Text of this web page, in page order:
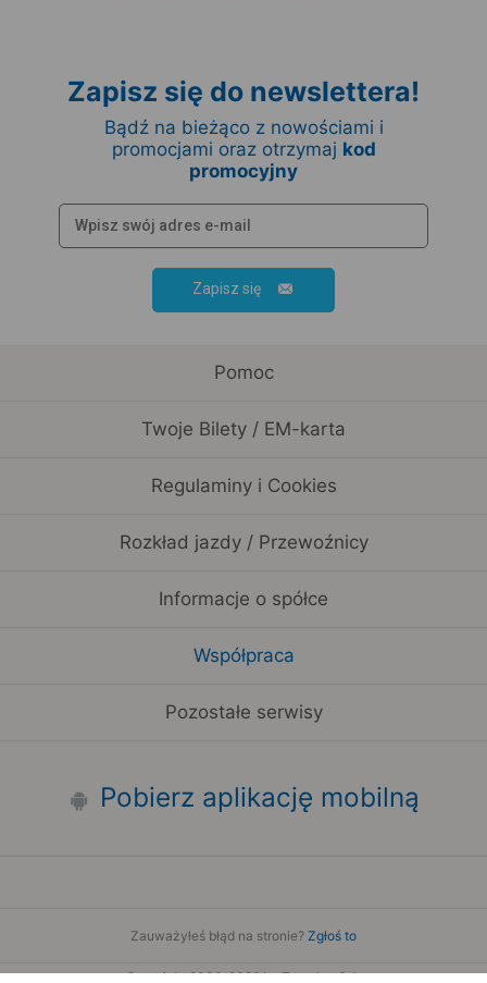
Zapisz się do newslettera!
Bądź na bieżąco z nowościami i
promocjami oraz otrzymaj kod
promocyjny
Zapisz się
Pomoc
Twoje Bilety / EM-karta
Regulaminy i Cookies
Rozkład jazdy / Przewoźnicy
Informacje o spółce
Współpraca
Pozostałe serwisy
Pobierz aplikację mobilną
Zauważyłeś błąd na stronie? Zgłoś to
Copyright 2006-2026 by Teroplan S.A.